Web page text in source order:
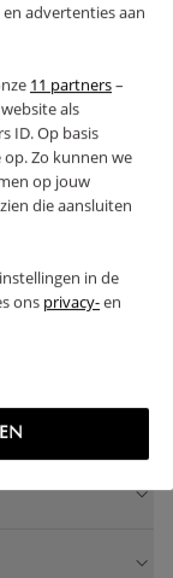
advertenties aan
11 partners–
als
ID. Op basis
Zo kunnen we
op jouw
die aansluiten
in de
ons privacy-en
geboorte tot
uit bed kan
is ook
,
van extra